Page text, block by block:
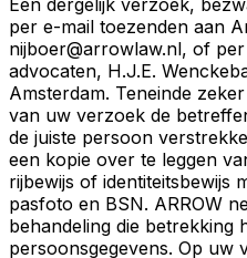
per e-mail toezenden aan
nijboer@arrowlaw.nl, of
advocaten, H.J.E.
Amsterdam. Teneinde
van uw verzoek de
de juiste persoon
een kopie over te leggen
rijbewijs of identiteitsbewijs
pasfoto en BSN. ARROW
behandeling die betrekking
persoonsgegevens. Op uw